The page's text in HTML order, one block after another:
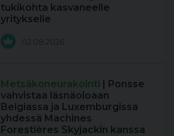
tukikohta kasvaneelle
yritykselle
02.08.2026
Metsäkoneurakointi | Ponsse
vahvistaa läsnäoloaan
Belgiassa ja Luxemburgissa
yhdessä Machines
Forestières Skyjackin kanssa